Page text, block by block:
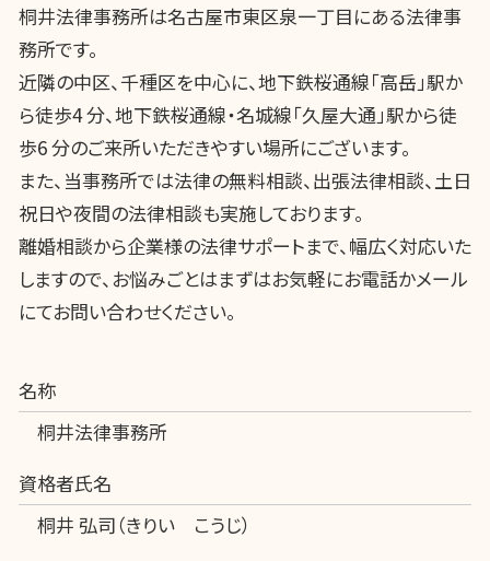
桐井法律事務所は名古屋市東区泉一丁目にある法律事
務所です。
近隣の中区、千種区を中心に、地下鉄桜通線「高岳」駅か
ら徒歩4 分、地下鉄桜通線・名城線「久屋大通」駅から徒
歩6 分のご来所いただきやすい場所にございます。
また、当事務所では法律の無料相談、出張法律相談、土日
祝日や夜間の法律相談も実施しております。
離婚相談から企業様の法律サポートまで、幅広く対応いた
しますので、お悩みごとはまずはお気軽にお電話かメール
にてお問い合わせください。
名称
桐井法律事務所
資格者氏名
桐井 弘司（きりい こうじ）